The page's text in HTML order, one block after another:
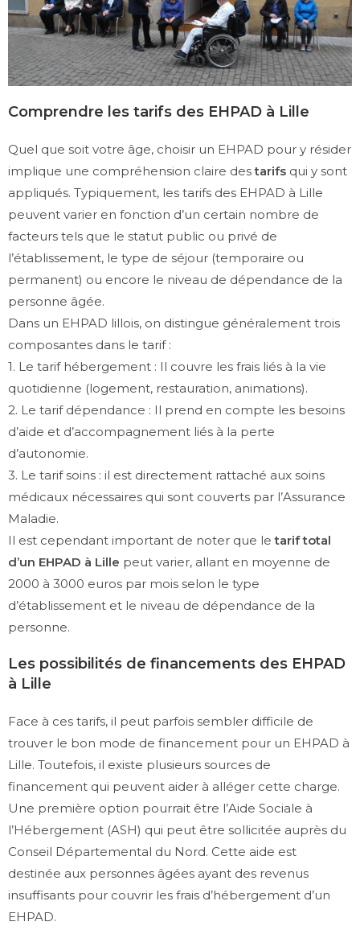
Comprendre les tarifs des EHPAD à Lille
Quel que soit votre âge, choisir un EHPAD pour y résider
implique une compréhension claire destarifs qui y sont
appliqués. Typiquement, les tarifs des EHPAD à Lille
peuvent varier en fonction d’un certain nombre de
facteurs tels que le statut public ou privé de
l’établissement, le type de séjour (temporaire ou
permanent) ou encore le niveau de dépendance de la
personne âgée.
Dans un EHPAD lillois, on distingue généralement trois
composantes dans le tarif :
1. Le tarif hébergement : Il couvre les frais liés à la vie
quotidienne (logement, restauration, animations).
2. Le tarif dépendance : Il prend en compte les besoins
d’aide et d’accompagnement liés à la perte
d’autonomie.
3. Le tarif soins : il est directement rattaché aux soins
médicaux nécessaires qui sont couverts par l’Assurance
Maladie.
Il est cependant important de noter que letarif total
d’un EHPAD à Lille peut varier, allant en moyenne de
2000 à 3000 euros par mois selon le type
d’établissement et le niveau de dépendance de la
personne.
Les possibilités de financements des EHPAD
à Lille
Face à ces tarifs, il peut parfois sembler difficile de
trouver le bon mode de financement pour un EHPAD à
Lille. Toutefois, il existe plusieurs sources de
financement qui peuvent aider à alléger cette charge.
Une première option pourrait être l’Aide Sociale à
l’Hébergement (ASH) qui peut être sollicitée auprès du
Conseil Départemental du Nord. Cette aide est
destinée aux personnes âgées ayant des revenus
insuffisants pour couvrir les frais d’hébergement d’un
EHPAD.